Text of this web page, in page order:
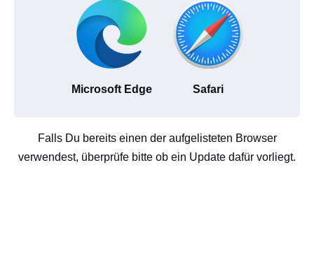
Microsoft Edge Safari
Falls Du bereits einen der aufgelisteten Browser
verwendest, überprüfe bitte ob ein Update dafür vorliegt.